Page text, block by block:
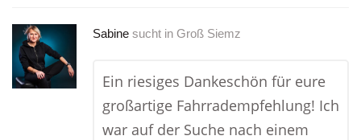
Sabine sucht in Groß Siemz
Ein riesiges Dankeschön für eure
großartige Fahrradempfehlung! Ich
war auf der Suche nach einem